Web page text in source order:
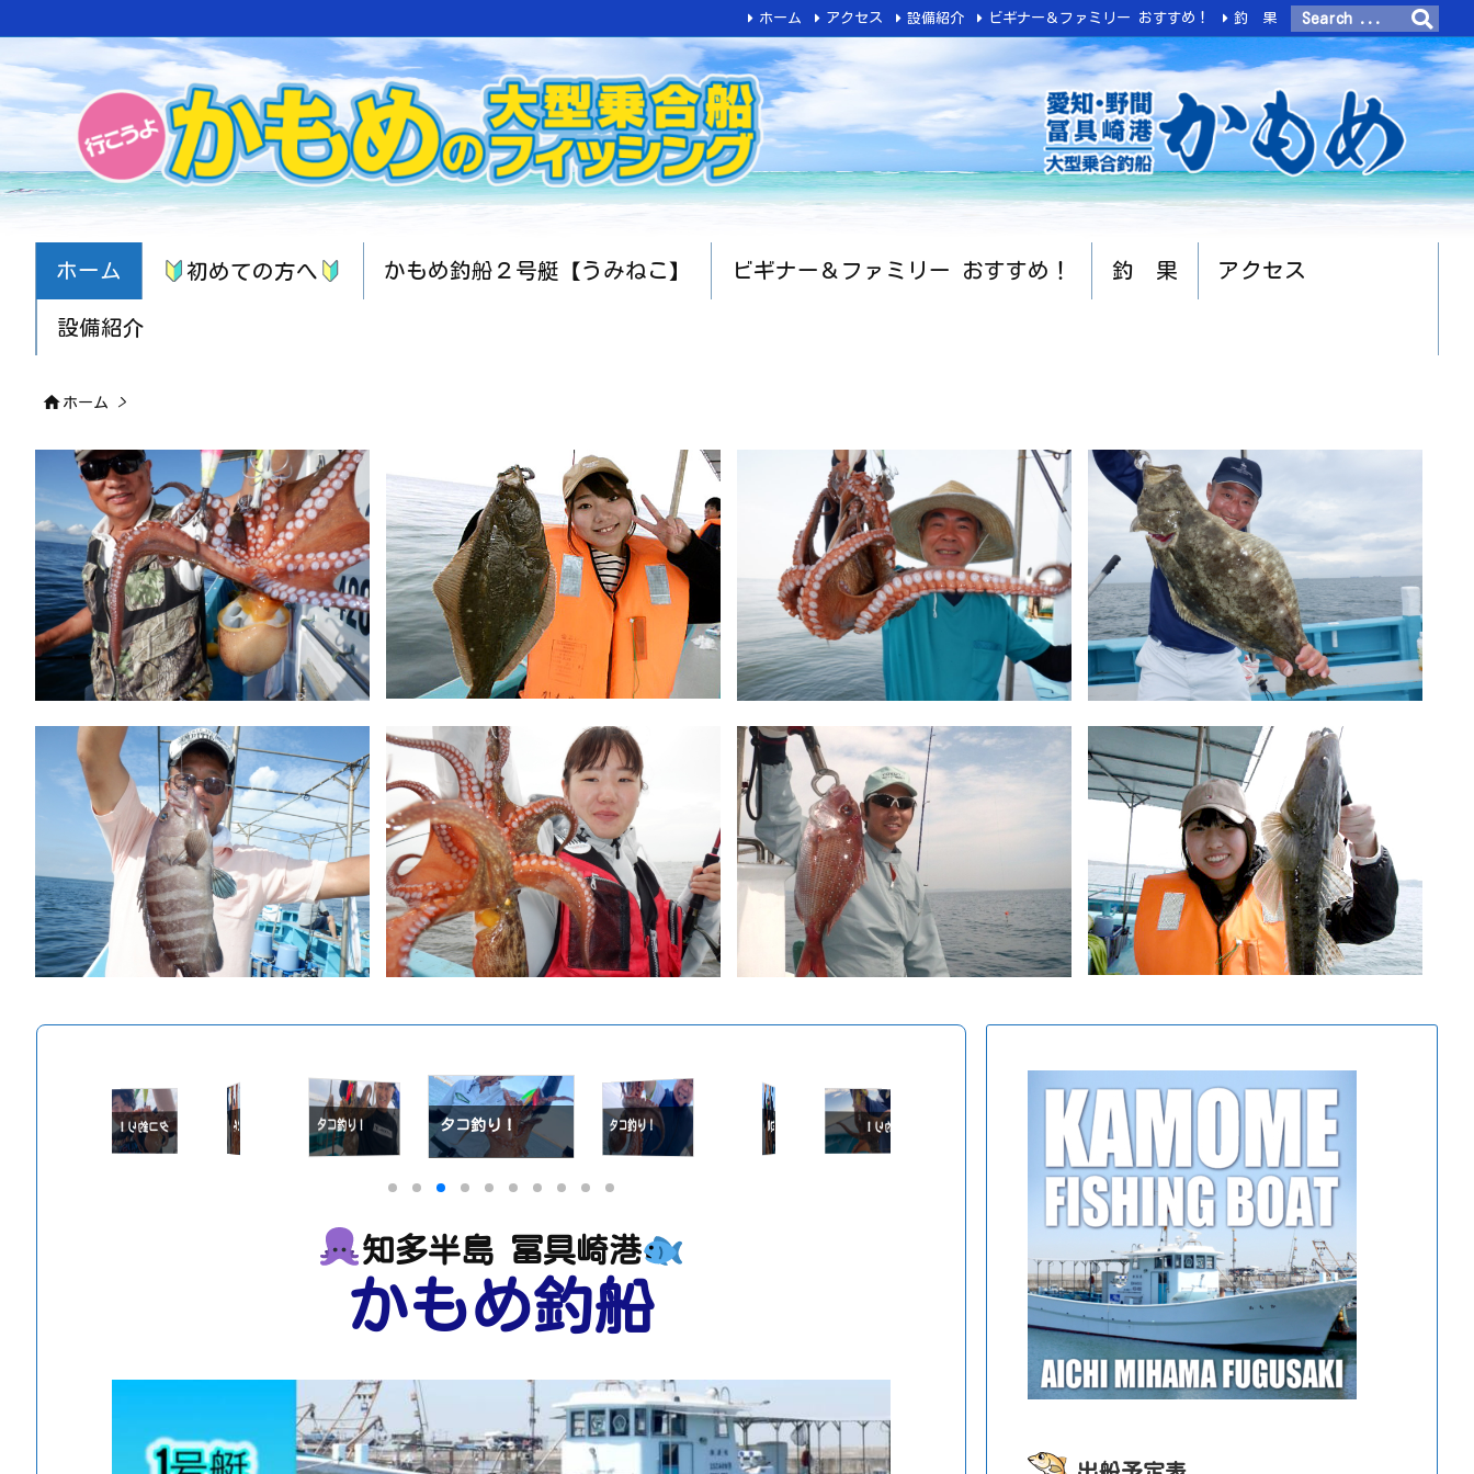
ホーム 初めての方へ かもめ釣船２号艇【うみねこ】 ビギナー＆ファミリー おすすめ！ 釣 果 アクセス
設備紹介
ホーム アクセス 設備紹介 ビギナー＆ファミリー おすすめ！ 釣 果
 ホーム >
タコ釣り！ タコ釣り！ タコ釣り！ タコ釣り！ タコ釣り！ タコ釣り！ タコ釣り！ タコ釣り！ タコ釣り！
知多半島 冨具崎港
かもめ釣船